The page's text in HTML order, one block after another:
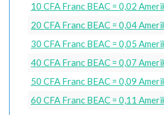
10 CFA Franc BEAC = 0,02
20 CFA Franc BEAC = 0,04
30 CFA Franc BEAC = 0,05
40 CFA Franc BEAC = 0,07
50 CFA Franc BEAC = 0,09
60 CFA Franc BEAC = 0,11